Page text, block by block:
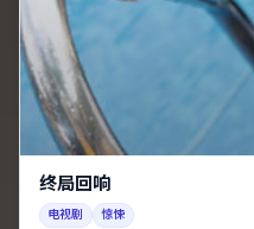
终局回响
电视剧 惊悚